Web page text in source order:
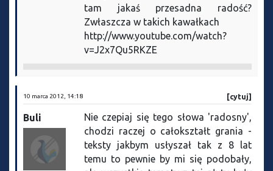
tam jakaś przesadna radość?
Zwłaszcza w takich kawałkach
http://www.youtube.com/watch?
v=J2x7Qu5RKZE
10 marca 2012, 14:18 [cytuj]
Buli
Nie czepiaj się tego słowa 'radosny',
chodzi raczej o całokształt grania -
teksty jakbym usłyszał tak z 8 lat
temu to pewnie by mi się podobały,